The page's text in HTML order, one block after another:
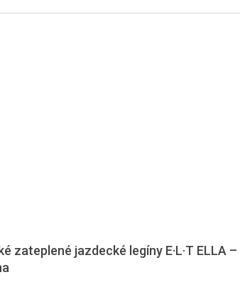
zateplené jazdecké legíny E·L·T ELLA –